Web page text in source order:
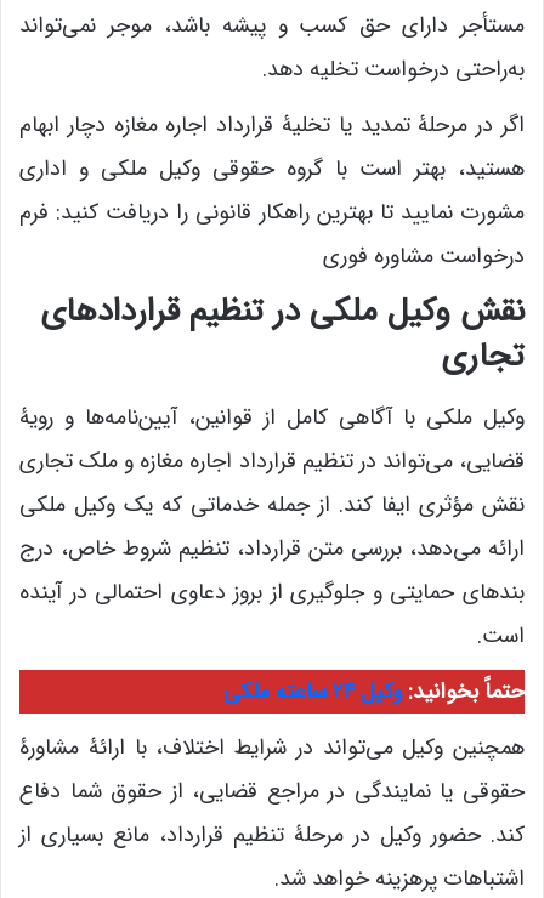
مستأجر دارای حق کسب و پیشه باشد، موجر نمی‌تواند
به‌راحتی درخواست تخلیه دهد.
اگر در مرحلۀ تمدید یا تخلیۀ قرارداد اجاره مغازه دچار ابهام
هستید، بهتر است با گروه حقوقی وکیل ملکی و اداری
مشورت نمایید تا بهترین راهکار قانونی را دریافت کنید: فرم
درخواست مشاوره فوری
نقش وکیل ملکی در تنظیم قراردادهای
تجاری
وکیل ملکی با آگاهی کامل از قوانین، آیین‌نامه‌ها و رویۀ
قضایی، می‌تواند در تنظیم قرارداد اجاره مغازه و ملک تجاری
نقش مؤثری ایفا کند. از جمله خدماتی که یک وکیل ملکی
ارائه می‌دهد، بررسی متن قرارداد، تنظیم شروط خاص، درج
بندهای حمایتی و جلوگیری از بروز دعاوی احتمالی در آینده
است.
حتماً بخوانید:وکیل ۲۴ ساعته ملکی
همچنین وکیل می‌تواند در شرایط اختلاف، با ارائۀ مشاورۀ
حقوقی یا نمایندگی در مراجع قضایی، از حقوق شما دفاع
کند. حضور وکیل در مرحلۀ تنظیم قرارداد، مانع بسیاری از
اشتباهات پرهزینه خواهد شد.